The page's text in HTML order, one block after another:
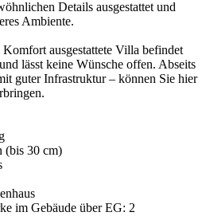
Details ausgestattet und
Ambiente.
ausgestattete Villa befindet
lässt keine Wünsche offen. Abseits
guter Infrastruktur – können Sie hier
(bis 30 cm)
im Gebäude über EG: 2